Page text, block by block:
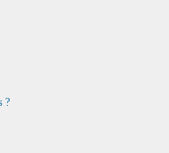
?